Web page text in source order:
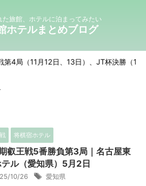
た旅館、ホテルに泊まってみたい
ホテルまとめブログ
12日、13日）、JT杯決勝（11月23日）な
将棋宿ホテル
叡王戦5番勝負第3局｜名古屋東
ル（愛知県）5月2日
10/26 愛知県